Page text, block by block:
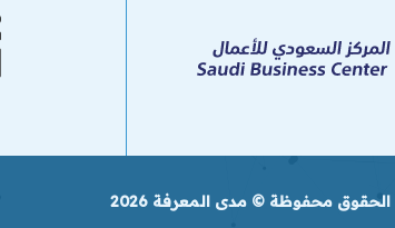
الحقوق محفوظة © مدى المعرفة 2026